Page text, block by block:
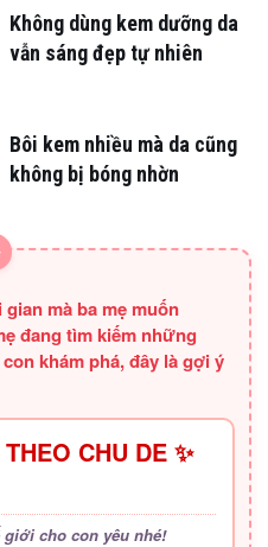
Không dùng kem dưỡng da
vẫn sáng đẹp tự nhiên
Bôi kem nhiều mà da cũng
không bị bóng nhờn
mà ba mẹ muốn
đang tìm kiếm những
khám phá, đây là gợi ý
CHU DE ✨
cho con yêu nhé!